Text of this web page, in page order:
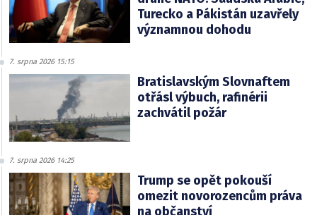
Turecko a Pákistán uzavřely
významnou dohodu
7. srpna 2026 15:15
Bratislavským Slovnaftem
otřásl výbuch, rafinérii
zachvátil požár
7. srpna 2026 14:25
Trump se opět pokouší
omezit novorozencům práva
na občanství